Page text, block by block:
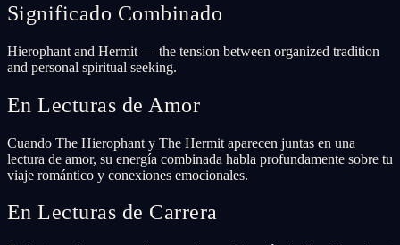
Significado Combinado
Hierophant and Hermit — the tension between organized tradition
and personal spiritual seeking.
En Lecturas de Amor
Cuando The Hierophant y The Hermit aparecen juntas en una
lectura de amor, su energía combinada habla profundamente sobre tu
viaje romántico y conexiones emocionales.
En Lecturas de Carrera